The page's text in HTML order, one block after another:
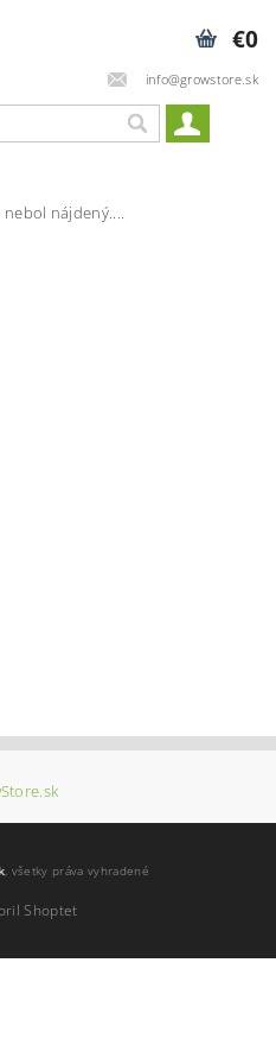
info@growstore.sk
€0
nebol nájdený....
, všetky práva vyhradené
Shoptet